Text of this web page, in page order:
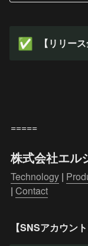
✅ 【リリー
=====
株式会社エル
Technology |
| Contact
【SNSアカウント